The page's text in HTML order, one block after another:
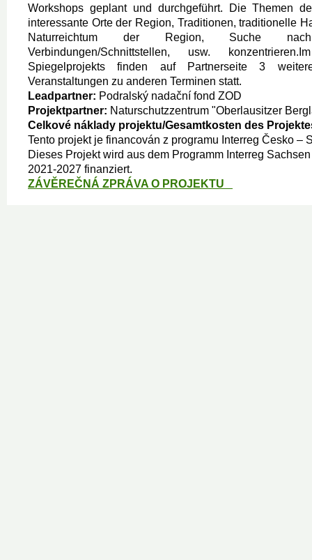
Workshops geplant und durchgeführt. Die Themen
interessante Orte der Region, Traditionen, traditionelle
Naturreichtum der Region, Suche nach
Verbindungen/Schnittstellen, usw.
Spiegelprojekts finden auf Partnerseite 3
Veranstaltungen zu anderen Terminen statt.
Leadpartner: Podralský nadační fond ZOD
Projektpartner: Naturschutzzentrum "Oberlausitzer
Celkové náklady projektu/Gesamtkosten des
Tento projekt je financován z programu Interreg Česko –
Dieses Projekt wird aus dem Programm Interreg
2021-2027 finanziert.
ZÁVĚREČNÁ ZPRÁVA O PROJEKTU